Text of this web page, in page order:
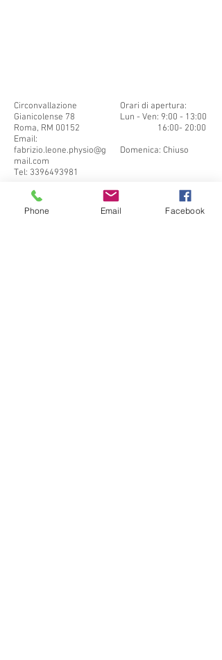
Circonvallazione
Gianicolense 78
Roma, RM 00152
Email:
fabrizio.leone.physio@g
mail.com
Tel: 3396493981
Orari di apertura:
Lun - Ven: 9:00 - 13:00
16:00- 20:00
Domenica: Chiuso
Phone Email Facebook